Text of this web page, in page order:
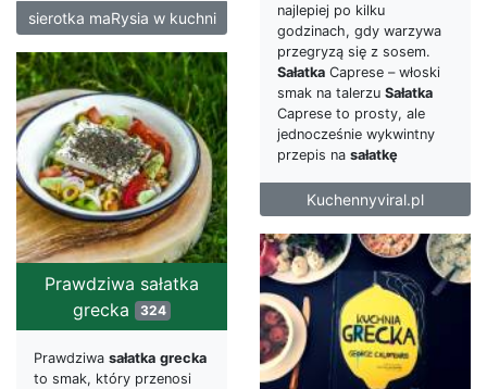
sierotka maRysia w kuchni
najlepiej po kilku
godzinach, gdy warzywa
przegryzą się z sosem.
Sałatka Caprese – włoski
smak na talerzu Sałatka
Caprese to prosty, ale
jednocześnie wykwintny
przepis na sałatkę
Kuchennyviral.pl
Prawdziwa sałatka
grecka
324
Prawdziwa sałatka grecka
to smak, który przenosi